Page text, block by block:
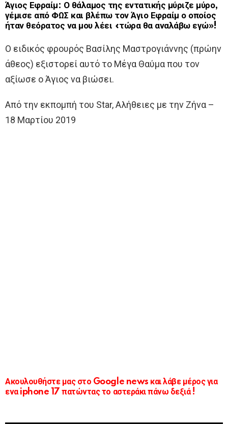
Άγιος Εφραίμ: Ο θάλαμος της εντατικής μύριζε μύρο,
γέμισε από ΦΩΣ και βλέπω τον Άγιο Εφραίμ ο οποίος
ήταν θεόρατος να μου λέει «τώρα θα αναλάβω εγώ»!
Ο ειδικός φρουρός Βασίλης Μαστρογιάννης (πρώην
άθεος) εξιστορεί αυτό το Μέγα Θαύμα που τον
αξίωσε ο Άγιος να βιώσει.
Από την εκπομπή του Star, Αλήθειες με την Ζήνα –
18 Μαρτίου 2019
Ακουλουθήστε μας στο Google news και λάβε μέρος για
ενα iphone 17 πατώντας το αστεράκι πάνω δεξιά !